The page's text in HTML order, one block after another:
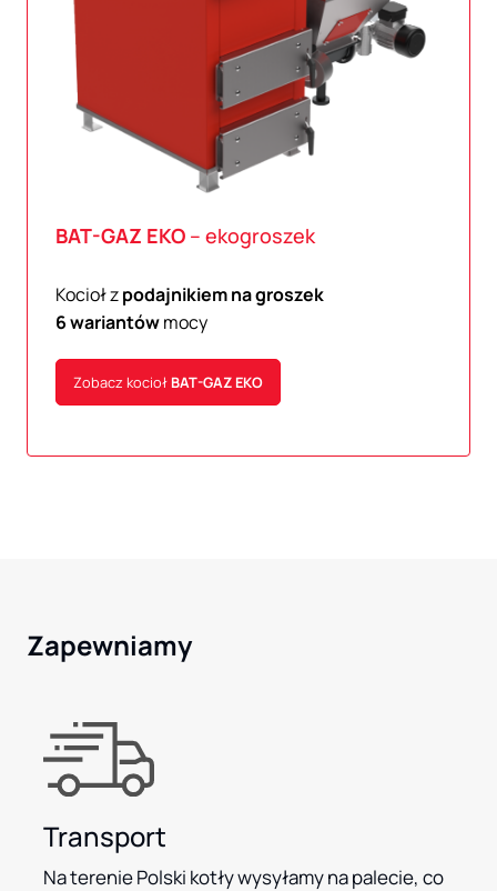
BAT-GAZ EKO – ekogroszek
Kocioł zpodajnikiem na groszek
6 wariantówmocy
Zobacz kociołBAT-GAZEKO
Zapewniamy
Transport
Na terenie Polski kotły wysyłamy na palecie, co